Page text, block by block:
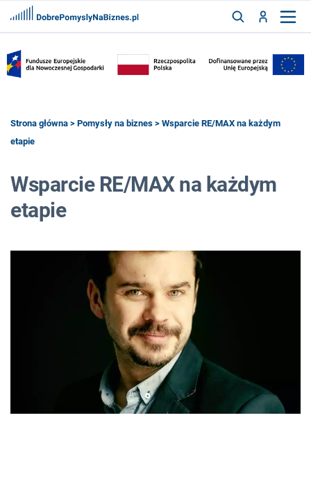
FRANCZYZY
Strona główna > Pomysły na biznes > Wsparcie RE/MAX na każdym
etapie
Wsparcie RE/MAX na każdym
etapie